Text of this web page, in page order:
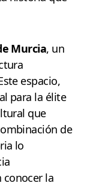
Murcia, un
espacio,
para la élite
que
de
lo
conocer la